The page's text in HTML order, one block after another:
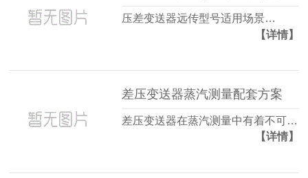
压差变送器远传型号适用场景…
【详情】
差压变送器蒸汽测量配套方案
差压变送器在蒸汽测量中有着不可…
【详情】